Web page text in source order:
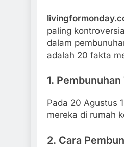
paling
dalam
adalah 20 fakta
1. Pembunuhan
Pada 20 Agustus
mereka di rumah
2. Cara